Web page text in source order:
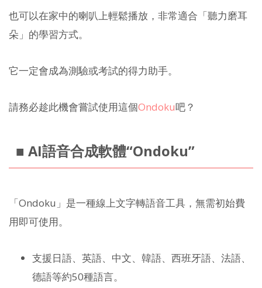
也可以在家中的喇叭上輕鬆播放，非常適合「聽力磨耳
朵」的學習方式。
它一定會成為測驗或考試的得力助手。
請務必趁此機會嘗試使用這個Ondoku吧？
■ AI語音合成軟體“Ondoku”
「Ondoku」是一種線上文字轉語音工具，無需初始費
用即可使用。
支援日語、英語、中文、韓語、西班牙語、法語、
德語等約50種語言。